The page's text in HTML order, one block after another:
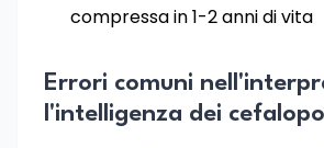
compressa in 1-2 anni di vita
Errori comuni
l'intelligenza dei